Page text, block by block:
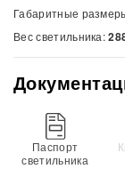
Габаритные
Вес светильника:
Паспорт
светильника